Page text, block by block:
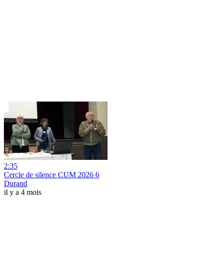
2:35
Cercle de silence CUM 2026 6
Durand
il y a 4 mois